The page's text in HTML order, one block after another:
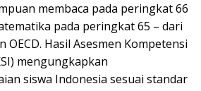
membaca pada peringkat 66
pada peringkat 65 – dari
OECD. Hasil Asesmen Kompetensi
mengungkapkan
siswa Indonesia sesuai standar